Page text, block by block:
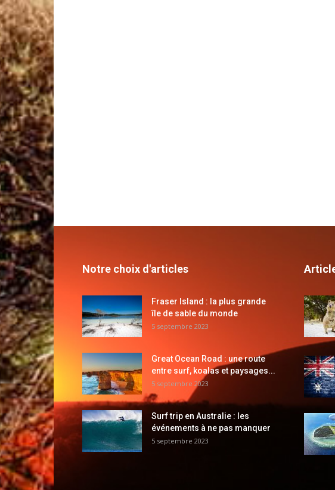
Notre choix d'articles
Fraser Island : la plus grande
île de sable du monde
5 septembre 2023
Great Ocean Road : une route
entre surf, koalas et paysages...
5 septembre 2023
Surf trip en Australie : les
événements à ne pas manquer
5 septembre 2023